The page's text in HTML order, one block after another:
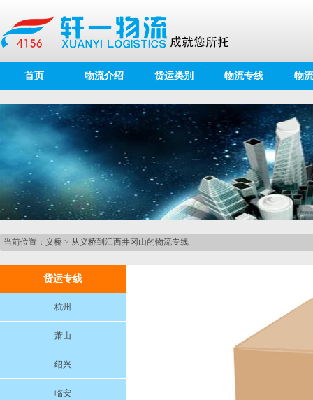
首页 物流介绍 货运类别 物流专线 物
当前位置： 义桥 > 从义桥到江西井冈山的物流专线
货运专线
杭州
萧山
绍兴
临安